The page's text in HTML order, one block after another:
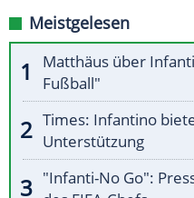
Meistgelesen
Matthäus über
Fußball"
Times: Infantino
Unterstützung
"Infanti-No Go":